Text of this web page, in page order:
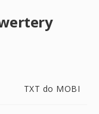
TXT do MOBI